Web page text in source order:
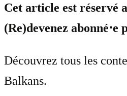
Cet article est réservé
(Re)devenez
Découvrez tous les
Balkans.